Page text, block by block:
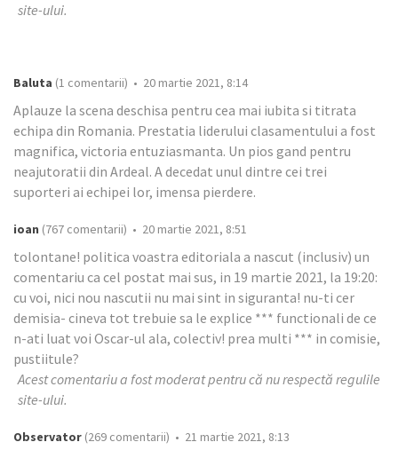
site-ului.
Baluta (1 comentarii) • 20 martie 2021, 8:14
Aplauze la scena deschisa pentru cea mai iubita si titrata
echipa din Romania. Prestatia liderului clasamentului a fost
magnifica, victoria entuziasmanta. Un pios gand pentru
neajutoratii din Ardeal. A decedat unul dintre cei trei
suporteri ai echipei lor, imensa pierdere.
ioan (767 comentarii) • 20 martie 2021, 8:51
tolontane! politica voastra editoriala a nascut (inclusiv) un
comentariu ca cel postat mai sus, in 19 martie 2021, la 19:20:
cu voi, nici nou nascutii nu mai sint in siguranta! nu-ti cer
demisia- cineva tot trebuie sa le explice *** functionali de ce
n-ati luat voi Oscar-ul ala, colectiv! prea multi *** in comisie,
pustiitule?
Acest comentariu a fost moderat pentru că nu respectă regulile
site-ului.
Observator (269 comentarii) • 21 martie 2021, 8:13